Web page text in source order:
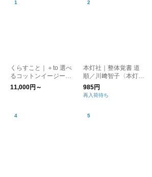
くらすこと｜＋to 選べ
るコットンイージーパ
ンツ
11,000円～
本灯社｜整体覚書 道
順／川﨑智子〈本灯社
の本〉
985円
再入荷待ち